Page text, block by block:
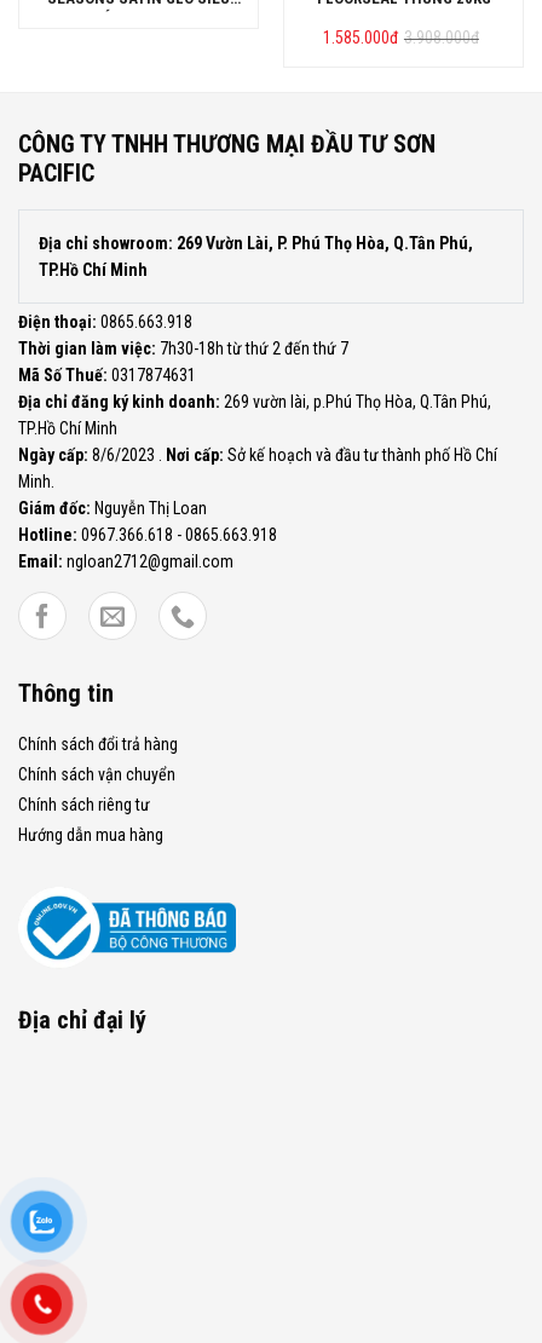
BÓNG LON 5L
3.908.000đ
Giá
1.585.000đ Giá
CÔNG TY TNHH THƯƠNG MẠI ĐẦU TƯ SƠN
PACIFIC
Địa chỉ showroom: 269 Vườn Lài, P. Phú Thọ Hòa, Q.Tân Phú,
TP.Hồ Chí Minh
Điện thoại: 0865.663.918
Thời gian làm việc: 7h30-18h từ thứ 2 đến thứ 7
Mã Số Thuế: 0317874631
Địa chỉ đăng ký kinh doanh: 269 vườn lài, p.Phú Thọ Hòa, Q.Tân Phú,
TP.Hồ Chí Minh
Ngày cấp: 8/6/2023 . Nơi cấp: Sở kế hoạch và đầu tư thành phố Hồ Chí
Minh.
Giám đốc: Nguyễn Thị Loan
Hotline: 0967.366.618 - 0865.663.918
Email: ngloan2712@gmail.com
Thông tin
Chính sách đổi trả hàng
Chính sách vận chuyển
Chính sách riêng tư
Hướng dẫn mua hàng
Địa chỉ đại lý